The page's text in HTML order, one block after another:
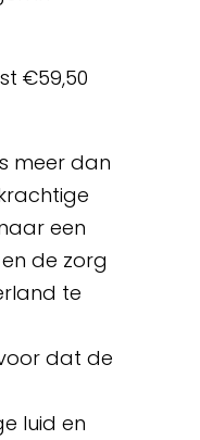
€59,50
meer dan
een
de zorg
te
dat de
luid en